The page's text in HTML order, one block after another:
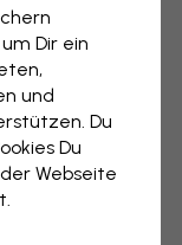
Dir ein
und
Du
Du
Webseite